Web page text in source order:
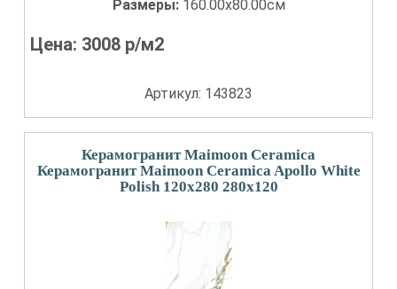
Размеры: 160.00x80.00см
Цена: 3008 р/м2
Артикул: 143823
Керамогранит Maimoon Ceramica
Керамогранит Maimoon Ceramica Apollo White
Polish 120x280 280x120